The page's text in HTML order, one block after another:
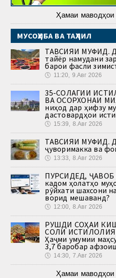
Ҳамаи
МУСОҲИБА ВА ТАҲЛИЛ
ТАВСИЯИ МУФИД.
тайёр намудани
барои фасли
🕔 11:20, 9.Авг 2026
35-СОЛАГИИ
ВА ОСОРХОНАИ
ниҳод дар ҳифзу
дастовардҳои
🕔 15:39, 8.Авг 2026
ТАВСИЯИ МУФИД.
ҷуворимакка ва
🕔 13:33, 8.Авг 2026
ПУРСИДЕД,
кадом ҳолатҳо
рӯйхати шахсони
ворид мешаванд?
🕔 12:00, 8.Авг 2026
РУШДИ СОҲАИ
СОЛИ
Ҳаҷми умумии
3,7 баробар
🕔 14:30, 7.Авг 2026
Ҳамаи